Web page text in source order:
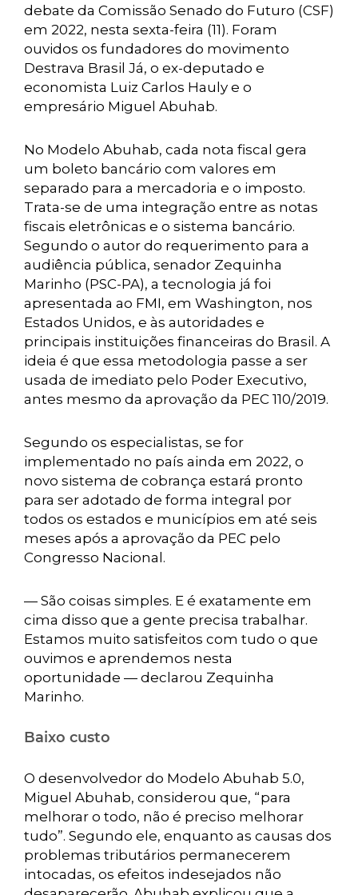
debate da Comissão Senado do Futuro (CSF)
em 2022, nesta sexta-feira (11). Foram
ouvidos os fundadores do movimento
Destrava Brasil Já, o ex-deputado e
economista Luiz Carlos Hauly e o
empresário Miguel Abuhab.
No Modelo Abuhab, cada nota fiscal gera
um boleto bancário com valores em
separado para a mercadoria e o imposto.
Trata-se de uma integração entre as notas
fiscais eletrônicas e o sistema bancário.
Segundo o autor do requerimento para a
audiência pública, senador Zequinha
Marinho (PSC-PA), a tecnologia já foi
apresentada ao FMI, em Washington, nos
Estados Unidos, e às autoridades e
principais instituições financeiras do Brasil. A
ideia é que essa metodologia passe a ser
usada de imediato pelo Poder Executivo,
antes mesmo da aprovação da PEC 110/2019.
Segundo os especialistas, se for
implementado no país ainda em 2022, o
novo sistema de cobrança estará pronto
para ser adotado de forma integral por
todos os estados e municípios em até seis
meses após a aprovação da PEC pelo
Congresso Nacional.
— São coisas simples. E é exatamente em
cima disso que a gente precisa trabalhar.
Estamos muito satisfeitos com tudo o que
ouvimos e aprendemos nesta
oportunidade — declarou Zequinha
Marinho.
Baixo custo
O desenvolvedor do Modelo Abuhab 5.0,
Miguel Abuhab, considerou que, “para
melhorar o todo, não é preciso melhorar
tudo”. Segundo ele, enquanto as causas dos
problemas tributários permanecerem
intocadas, os efeitos indesejados não